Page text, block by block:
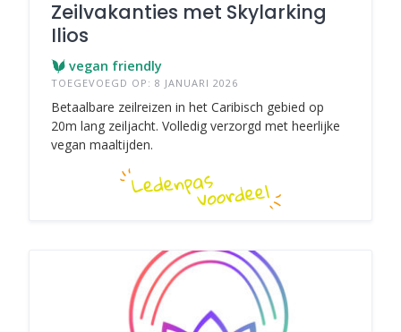
Zeilvakanties met Skylarking
Ilios
vegan friendly
TOEGEVOEGD OP: 8 JANUARI 2026
Betaalbare zeilreizen in het Caribisch gebied op
20m lang zeiljacht. Volledig verzorgd met heerlijke
vegan maaltijden.